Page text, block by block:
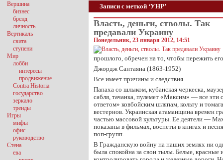
Записи с меткой ‘УНР’
Власть, деньги, стволы. Так
предавали Украину
Понедельник, 23 января 2012, 14:51
прошлого, обречен на то, чтобы пережить
Джордж Сантаяна (1863-1952)
Все имеет причины и следствия
Папаха со шлыком, кубанская черкеска,
сабля, тачанка, пулемет «Максим» — все
ответом» ковбойским шляпам, кольту и
вестернов. Украинская атаманщина времен
частью массовой культуры. Ее деятели —
показаны в фильмах, воспеты в книгах и
поп-групп.
В Гражданскую войну на наших землях ни
была спокойна за свои тылы. Белые, красные
Вершина
бизнес
бренд
личность
Вертикаль
свита
ступени
Мир
лобби
интересы
продвижение
Contra Historia
государство
зеркало
тренды
Игры
мифы
офис
руководство
Стена
ева